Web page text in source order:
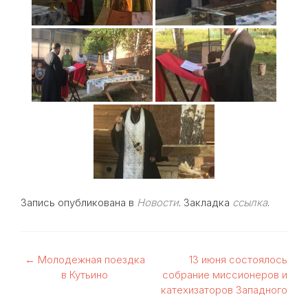
Запись опубликована в Новости. Закладка ссылка.
Навигация
← Молодежная поездка
в Кутьино
13 июня состоялось
собрание миссионеров и
катехизаторов Западного